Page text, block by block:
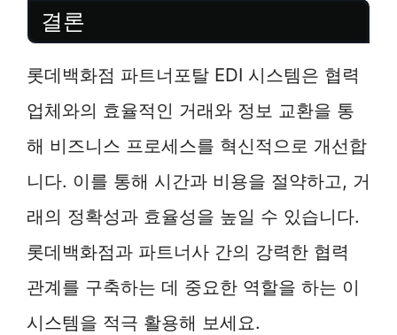
결론
롯데백화점 파트너포탈 EDI 시스템은 협력
업체와의 효율적인 거래와 정보 교환을 통
해 비즈니스 프로세스를 혁신적으로 개선합
니다. 이를 통해 시간과 비용을 절약하고, 거
래의 정확성과 효율성을 높일 수 있습니다.
롯데백화점과 파트너사 간의 강력한 협력
관계를 구축하는 데 중요한 역할을 하는 이
시스템을 적극 활용해 보세요.